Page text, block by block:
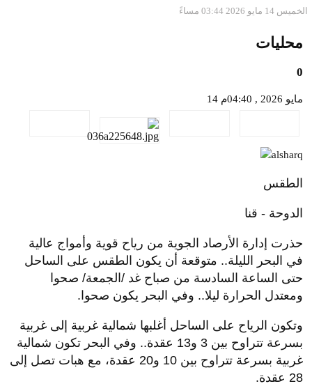
الخميس 14 مايو 2026 03:44 مساءً
محليات
0
14 مايو 2026 , 04:40م
الطقس
الدوحة - قنا
حذرت إدارة الأرصاد الجوية من رياح قوية وأمواج عالية
في البحر الليلة.. متوقعة أن يكون الطقس على الساحل
حتى الساعة السادسة من صباح غد /الجمعة/ صحوا
ومعتدل الحرارة ليلا.. وفي البحر يكون صحوا.
وتكون الرياح على الساحل أغلبها شمالية غربية إلى غربية
بسرعة تتراوح بين 3 و13 عقدة.. وفي البحر تكون شمالية
غربية بسرعة تتراوح بين 10 و20 عقدة، مع هبات تصل إلى
28 عقدة.